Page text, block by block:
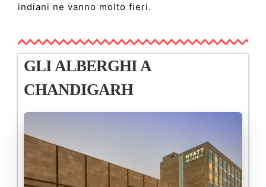
indiani ne vanno molto fieri.
GLI ALBERGHI A
CHANDIGARH